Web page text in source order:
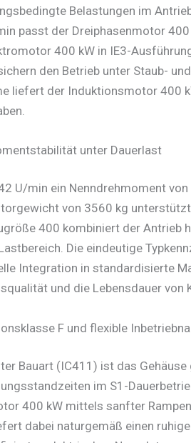
Belastungen im
passt der Dreiphasenmotor
400 kW in IE3-
den Betrieb unter Staub-
liefert der Induktionsmotor 400
unter Dauerlast
U/min ein Nenndrehmoment
von 3560 kg
400 kombiniert der
Die eindeutige
Integration in standardisierte
und die Lebensdauer von
F und flexible
Bauart (IC411) ist das
im S1-
400 kW mittels sanfter
dabei naturgemäß einen